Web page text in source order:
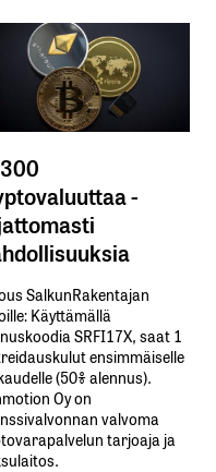
-
SalkunRakentajan
Käyttämällä​
​SRFI17X,​ ​saat​ ​1
​ensimmäiselle​
​(50%​ ​alennus).
Oy on
valvoma
tarjoaja ja